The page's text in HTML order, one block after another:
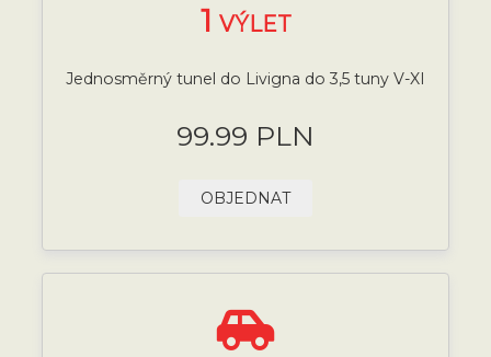
1 VÝLET
Jednosměrný tunel do Livigna do 3,5 tuny V-XI
99.99 PLN
OBJEDNAT